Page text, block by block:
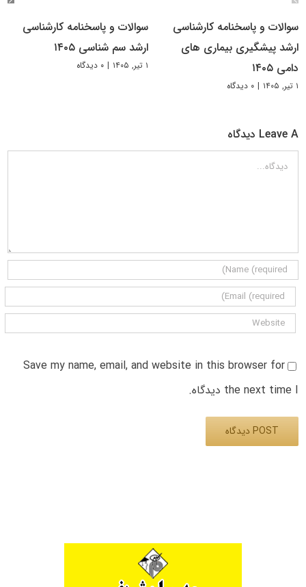
سوالات و پاسخنامه کارشناسی
ارشد پیشگیری بیماری های
دامی ۱۴۰۵
۱ تیر, ۱۴۰۵ | ۰ دیدگاه
سوالات و پاسخنامه کارشناسی
ارشد سم شناسی ۱۴۰۵
۱ تیر, ۱۴۰۵ | ۰ دیدگاه
Leave A دیدگاه
دیدگاه
Save my name, email, and website in this browser for
the next time I دیدگاه.